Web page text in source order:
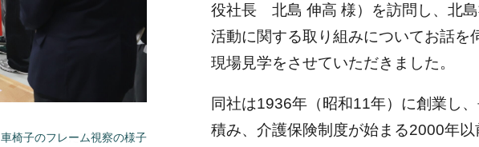
役社長 北島 伸高 様）を訪問し、北
活動に関する取り組みについてお話を
現場見学をさせていただきました。
同社は1936年（昭和11年）に創業し
積み、介護保険制度が始まる2000年
車椅子のフレーム視察の様子